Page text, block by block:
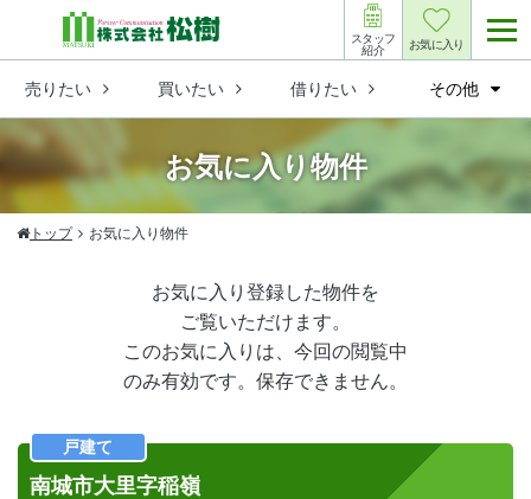
売りたい 買いたい 借りたい その他
スタッフ
紹介
お気に入り
お気に入り物件
トップ お気に入り物件
お気に入り登録した物件を
ご覧いただけます。
このお気に入りは、今回の閲覧中
のみ有効です。保存できません。
戸建て
南城市大里字稲嶺